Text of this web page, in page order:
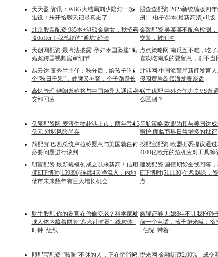
天天盈 资讯：WBG大结局刘少陪灯一起
退役！朱开给聊天记录真走了
股查查配资 2025新统编版四
册） 电子课本(最新高清pdf版
北京股票配资 985本+港硕金融女，秋招喜
提0offer！我总结的“避坑”经验
金致配资 吴某某不配合检测
交警，被刑拘
天创网配资 最高法披露“孕妇泰国坠崖”离
婚案跨国视频庭审细节
点点策略网 南瓜五不吃，吃
喜欢吃南瓜的要留意，别不当
易云达 董秀兰主任：秋分后，给孩子吃1
个“秋日干果”，健脾又补肾，个子蹭蹭长
北港网 中国海警局新闻发言
侵闯黄岩岛领海发表谈话
高忆管理 特朗普称将与中国领导人通话 外
交部回应
联丰优配 中外合作办学VS普
么区别？
亿赢配资网 麦济生物赴港上市：两年亏4.3
亿元 对赌风险尚存
启航策略 欧盟为其与美国达
辩护 面临商界日益增多的批评
简配资 巴西总统卢拉称愿意与美国就任何
必要问题进行谈判
投配宝配资 欧盟据悉提议通
4000亿欧元的危机应对工具筹
明富配资 最新规模创成立以来新高！信用
债ETF博时(159396)连续4天净流入，内地
债市未来数年有巨大增长机会
建发配资 国债期货全线回落
ETF博时(511130)午盘飘绿，
点
财牛股配 你的器官在偷偷变老？科学家发
现人体内藏着两套“衰老计时器”_线粒体_
时钟_组织
鑫耀证券 儿媳8年不让我抱孙
前一个电话，孩子跑来喊：爷
_住院_带着
顺配宝配资 “咳咳”不休的人，正在悄悄把 悦来网 金融街跌2.00%，成交